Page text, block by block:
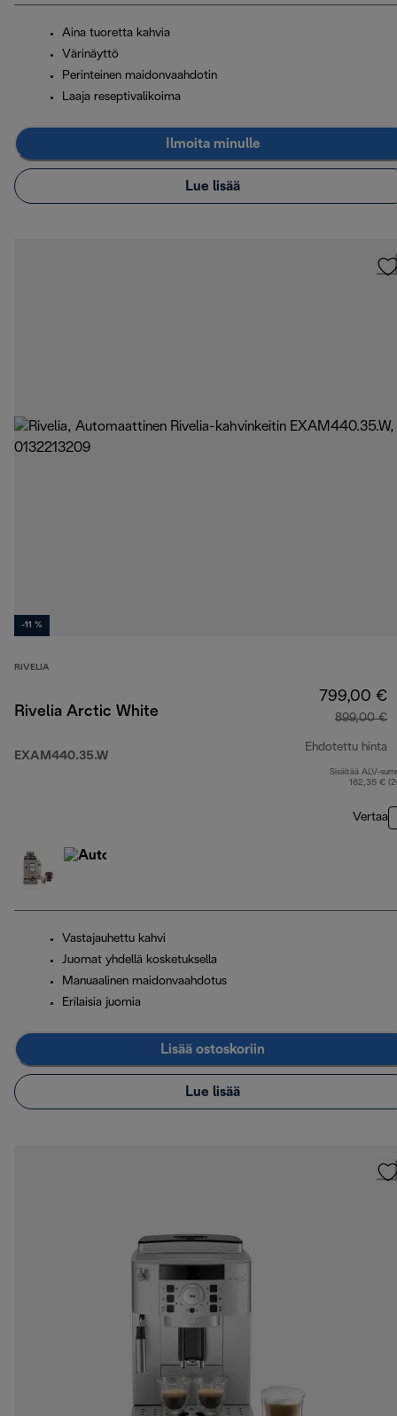
Aina tuoretta kahvia
Värinäyttö
Perinteinen maidonvaahdotin
Laaja reseptivalikoima
Ilmoita minulle
Lue lisää
-11 %
RIVELIA
Rivelia Arctic White
EXAM440.35.W
799,00 €
899,00 €
Ehdotettu hinta
Sisältää ALV-
162,35 €
Vertaa
Vastajauhettu kahvi
Juomat yhdellä kosketuksella
Manuaalinen maidonvaahdotus
Erilaisia juomia
Lisää ostoskoriin
Lue lisää